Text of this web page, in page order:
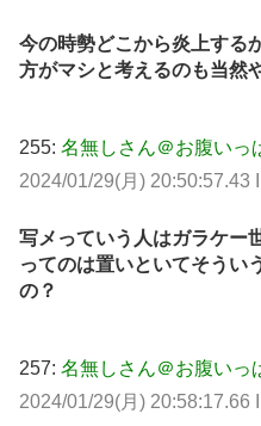
今の時勢どこから炎上する
方がマシと考えるのも当然
255: 名無しさん＠お腹いっ
2024/01/29(月) 20:50:57.43
写メっていう人はガラケー
ってのは置いといてそうい
の？
257: 名無しさん＠お腹いっ
2024/01/29(月) 20:58:17.66